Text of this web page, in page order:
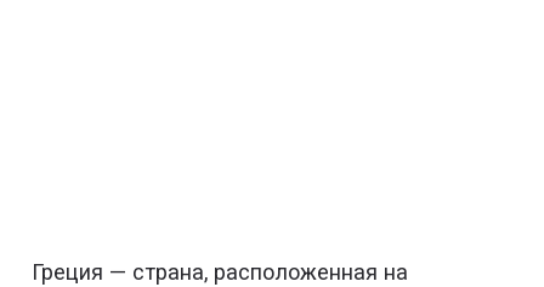
Греция — страна, расположенная на